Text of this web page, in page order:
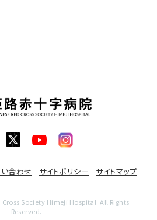
合わせ サイトポリシー サイトマップ
Society Himeji Hospital. All Rights
Reserved.